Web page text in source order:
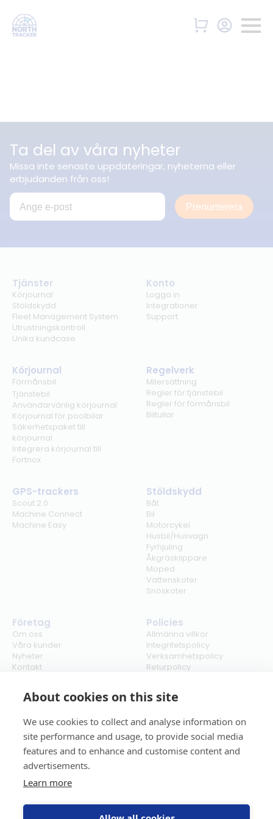
About cookies on this site
We use cookies to collect and analyse information on
site performance and usage, to provide social media
features and to enhance and customise content and
advertisements.
Learn more
Ta del av våra nyheter
Missa inte senaste uppdateringar, nyheterna eller
erbjudanden från oss!
Prenumerera
Tjänster
Körjournal
Stöldskydd
Fleet Management System
Utrustningskontroll
Unika kundcase
Konto
Logga in
Integrationer
Support
Körjournal
Förmånsbil
Tjänstebil
Användarvänlig körjournal
Körjournal för poolbilar
Säkerhetspaket till
körjournal
Integrera körjournal till
Fortnox
Regelverk
Milersättning
Regler för tjänstebil
Regler för förmånsbil
Biltullar
GPS-trackers
Scout 2.0
Machine Connect
Machine Easy
Stöldskydd
Båt
Bil
Motorcykel
Husbil/Husvagn
Fyrhjuling
Åkgräsklippare
Moped
Vattenskoter
Snöskoter
Företag
Om oss
Våra kunder
Nyheter
Kontakt
Policies
Allmänna villkor
Integritetspolicy
Verksamhetspolicy
Returpolicy
Cookies